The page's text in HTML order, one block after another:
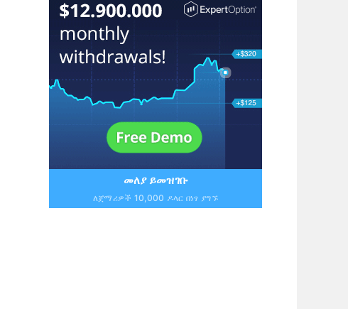
መለያ ይመዝገቡ
ለጀማሪዎች 10,000 ዶላር በነፃ ያግኙ